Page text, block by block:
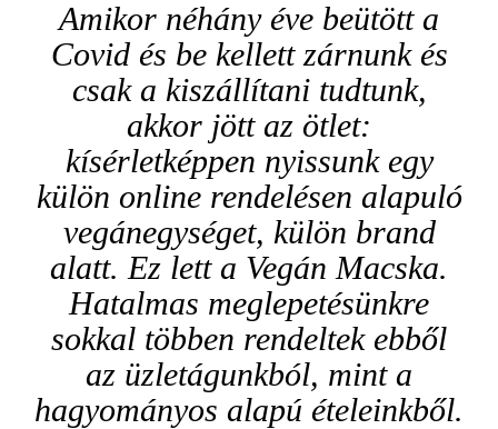
Amikor néhány éve beütött a
Covidés be kellett zárnunk és
csak a kiszállítani tudtunk,
akkor jött az ötlet:
kísérletképpen nyissunk egy
külön online rendelésen alapuló
vegánegységet, külön brand
alatt. Ez lett a Vegán Macska.
Hatalmas meglepetésünkre
sokkal többen rendeltek ebből
az üzletágunkból, mint a
hagyományos alapú ételeinkből.